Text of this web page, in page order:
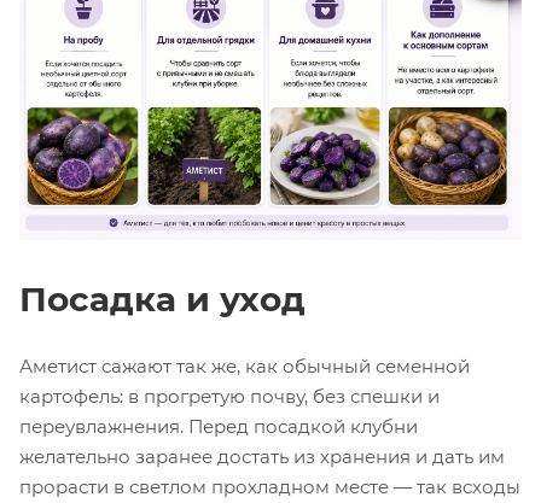
Посадка и уход
Аметист сажают так же, как обычный семенной
картофель: в прогретую почву, без спешки и
переувлажнения. Перед посадкой клубни
желательно заранее достать из хранения и дать им
прорасти в светлом прохладном месте — так всходы